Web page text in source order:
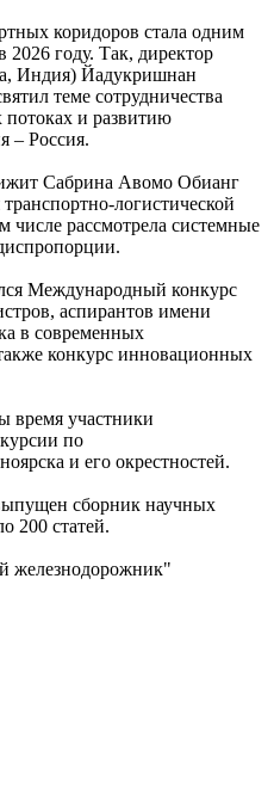
коридоров стала одним
году. Так, директор
Индия) Йадукришнан
теме сотрудничества
и развитию
– Россия.
Сабрина Авомо Обианг
логистической
рассмотрела системные
Международный конкурс
аспирантов имени
в современных
конкурс инновационных
время участники
по
и его окрестностей.
сборник научных
200 статей.
железнодорожник"